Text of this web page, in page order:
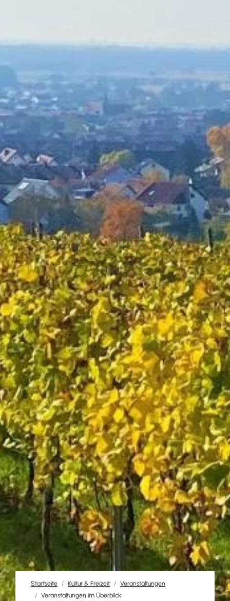
Startseite Kultur & Freizeit
Veranstaltungen
Veranstaltungen im Überblick